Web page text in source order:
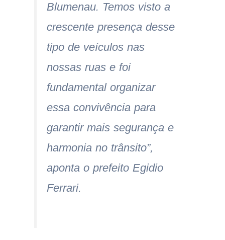
Blumenau. Temos visto a
crescente presença desse
tipo de veículos nas
nossas ruas e foi
fundamental organizar
essa convivência para
garantir mais segurança e
harmonia no trânsito”,
aponta o prefeito Egidio
Ferrari.